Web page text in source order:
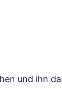
und ihn